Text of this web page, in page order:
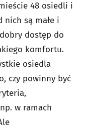
48 osiedli i
nich są małe i
dostęp do
komfortu.
osiedla
czy powinny być
w ramach